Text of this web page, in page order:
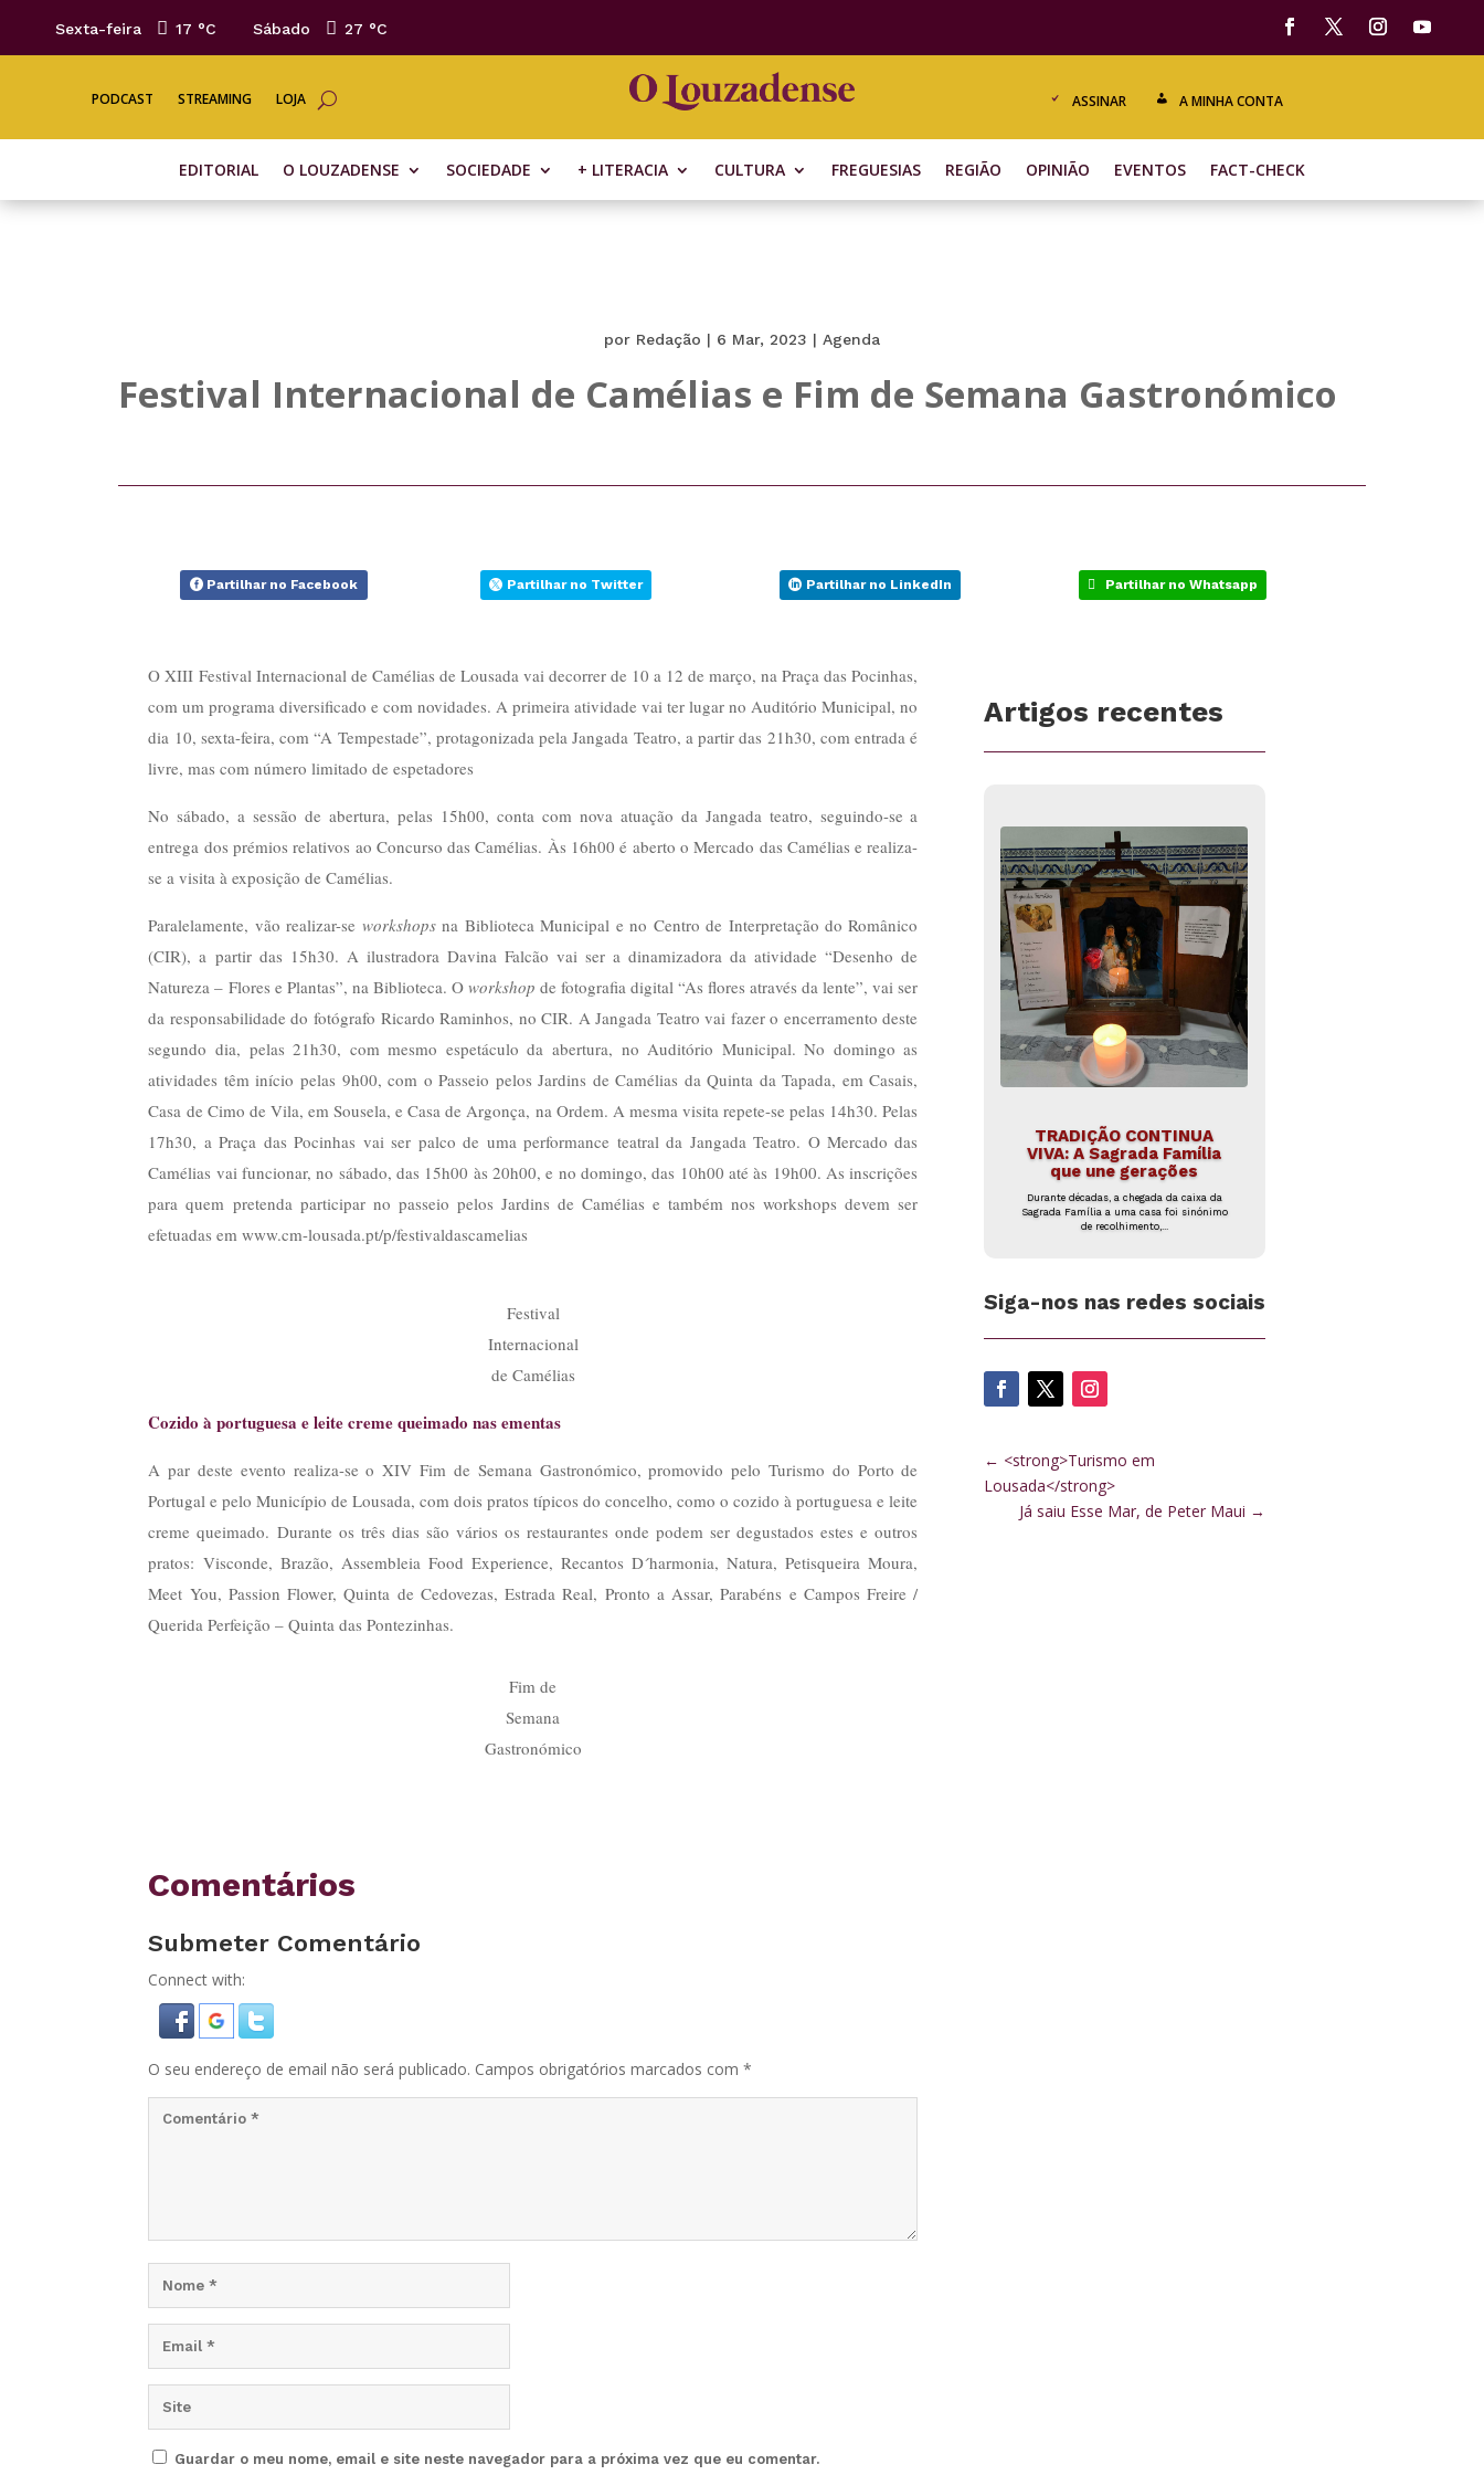
Sexta-feira 17 °C Sábado 27 °C
PODCAST STREAMING LOJA ASSINAR A MINHA CONTA
EDITORIAL O LOUZADENSE SOCIEDADE + LITERACIA CULTURA FREGUESIAS REGIÃO OPINIÃO EVENTOS FACT-CHECK
por Redação | 6 Mar, 2023 | Agenda
Festival Internacional de Camélias e Fim de Semana Gastronómico
Partilhar no Facebook Partilhar no Twitter Partilhar no LinkedIn Partilhar no Whatsapp
O XIII Festival Internacional de Camélias de Lousada vai decorrer de 10 a 12 de março, na Praça das Pocinhas,
com um programa diversificado e com novidades. A primeira atividade vai ter lugar no Auditório Municipal, no
dia 10, sexta-feira, com “A Tempestade”, protagonizada pela Jangada Teatro, a partir das 21h30, com entrada é
livre, mas com número limitado de espetadores
No sábado, a sessão de abertura, pelas 15h00, conta com nova atuação da Jangada teatro, seguindo-se a
entrega dos prémios relativos ao Concurso das Camélias. Às 16h00 é aberto o Mercado das Camélias e realiza-
se a visita à exposição de Camélias.
Paralelamente, vão realizar-se workshopsna Biblioteca Municipal e no Centro de Interpretação do Românico
(CIR), a partir das 15h30. A ilustradora Davina Falcão vai ser a dinamizadora da atividade “Desenho de
Natureza – Flores e Plantas”, na Biblioteca. O workshop de fotografia digital “As flores através da lente”, vai ser
da responsabilidade do fotógrafo Ricardo Raminhos, no CIR. A Jangada Teatro vai fazer o encerramento deste
segundo dia, pelas 21h30, com mesmo espetáculo da abertura, no Auditório Municipal. No domingo as
atividades têm início pelas 9h00, com o Passeio pelos Jardins de Camélias da Quinta da Tapada, em Casais,
Casa de Cimo de Vila, em Sousela, e Casa de Argonça, na Ordem. A mesma visita repete-se pelas 14h30. Pelas
17h30, a Praça das Pocinhas vai ser palco de uma performance teatral da Jangada Teatro. O Mercado das
Camélias vai funcionar, no sábado, das 15h00 às 20h00, e no domingo, das 10h00 até às 19h00. As inscrições
para quem pretenda participar no passeio pelos Jardins de Camélias e também nos workshops devem ser
efetuadas em www.cm-lousada.pt/p/festivaldascamelias
Festival
Internacional
de Camélias
Cozido à portuguesa e leite creme queimado nas ementas
A par deste evento realiza-se o XIV Fim de Semana Gastronómico, promovido pelo Turismo do Porto de
Portugal e pelo Município de Lousada, com dois pratos típicos do concelho, como o cozido à portuguesa e leite
creme queimado. Durante os três dias são vários os restaurantes onde podem ser degustados estes e outros
pratos: Visconde, Brazão, Assembleia Food Experience, Recantos D´harmonia, Natura, Petisqueira Moura,
Meet You, Passion Flower, Quinta de Cedovezas, Estrada Real, Pronto a Assar, Parabéns e Campos Freire /
Querida Perfeição – Quinta das Pontezinhas.
Fim de
Semana
Gastronómico
Comentários
Submeter Comentário
Connect with:
O seu endereço de email não será publicado. Campos obrigatórios marcados com*
Guardar o meu nome, email e site neste navegador para a próxima vez que eu comentar.
Artigos recentes
TRADIÇÃO CONTINUA
VIVA: A Sagrada Família
que une gerações
Durante décadas, a chegada da caixa da
Sagrada Família a uma casa foi sinónimo
de recolhimento,...
Siga-nos nas redes sociais
← <strong>Turismo em
Lousada</strong>
Já saiu Esse Mar, de Peter Maui →